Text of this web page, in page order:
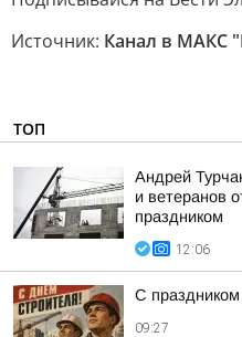
Источник: Канал в МАКС
ТОП
Андрей
и ветеранов
праздником
12:06
С праздником
09:27